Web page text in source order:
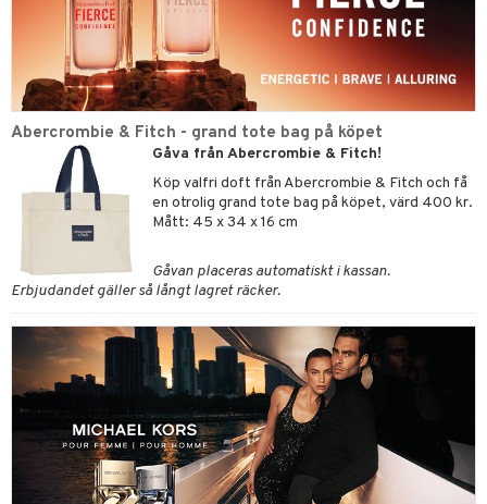
Abercrombie & Fitch - grand tote bag på köpet
Gåva från Abercrombie & Fitch!
Köp valfri doft från Abercrombie & Fitch och få
en otrolig grand tote bag på köpet, värd 400 kr.
Mått: 45 x 34 x 16 cm
Gåvan placeras automatiskt i kassan.
Erbjudandet gäller så långt lagret räcker.